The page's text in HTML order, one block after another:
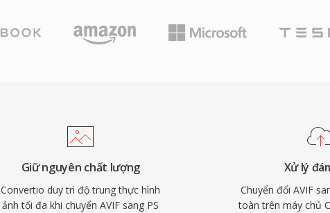
Giữ nguyên chất lượng
Convertio duy trì độ trung thực hình
ảnh tối đa khi chuyển AVIF sang PS
Xử lý
Chuyển đổi AVIF
toàn trên máy chủ